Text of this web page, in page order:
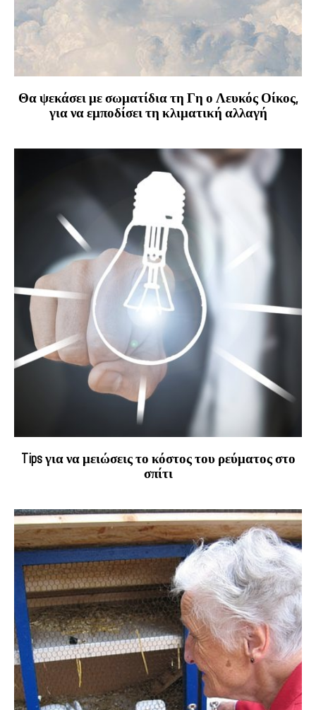
Θα ψεκάσει με σωματίδια τη Γη ο Λευκός Οίκος,
για να εμποδίσει τη κλιματική αλλαγή
Tips για να μειώσεις το κόστος του ρεύματος στο
σπίτι